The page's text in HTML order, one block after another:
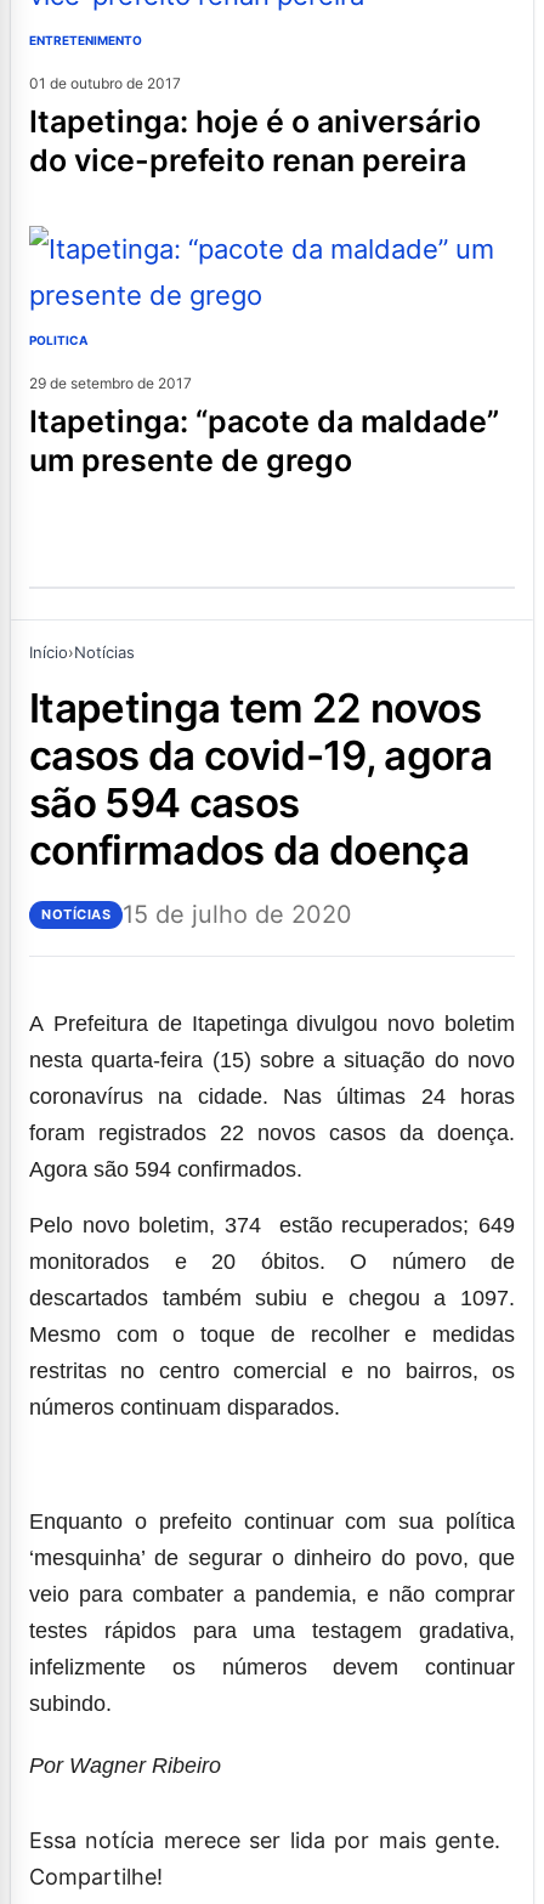
ENTRETENIMENTO
01 de outubro de 2017
itapetinga: hoje é o aniversário
do vice-prefeito renan pereira
POLITICA
29 de setembro de 2017
itapetinga: “pacote da maldade”
um presente de grego
Início›Notícias
itapetinga tem 22 novos
casos da covid-19, agora
são 594 casos
confirmados da doença
NOTÍCIAS 15 de julho de 2020
A Prefeitura de Itapetinga divulgou novo boletim
nesta quarta-feira (15) sobre a situação do novo
coronavírus na cidade. Nas últimas 24 horas
foram registrados 22 novos casos da doença.
Agora são 594 confirmados.
Pelo novo boletim, 374 estão recuperados; 649
monitorados e 20 óbitos. O número de
descartados também subiu e chegou a 1097.
Mesmo com o toque de recolher e medidas
restritas no centro comercial e no bairros, os
números continuam disparados.
Enquanto o prefeito continuar com sua política
‘mesquinha’ de segurar o dinheiro do povo, que
veio para combater a pandemia, e não comprar
testes rápidos para uma testagem gradativa,
infelizmente os números devem continuar
subindo.
Por Wagner Ribeiro
Essa notícia merece ser lida por mais gente.
Compartilhe!